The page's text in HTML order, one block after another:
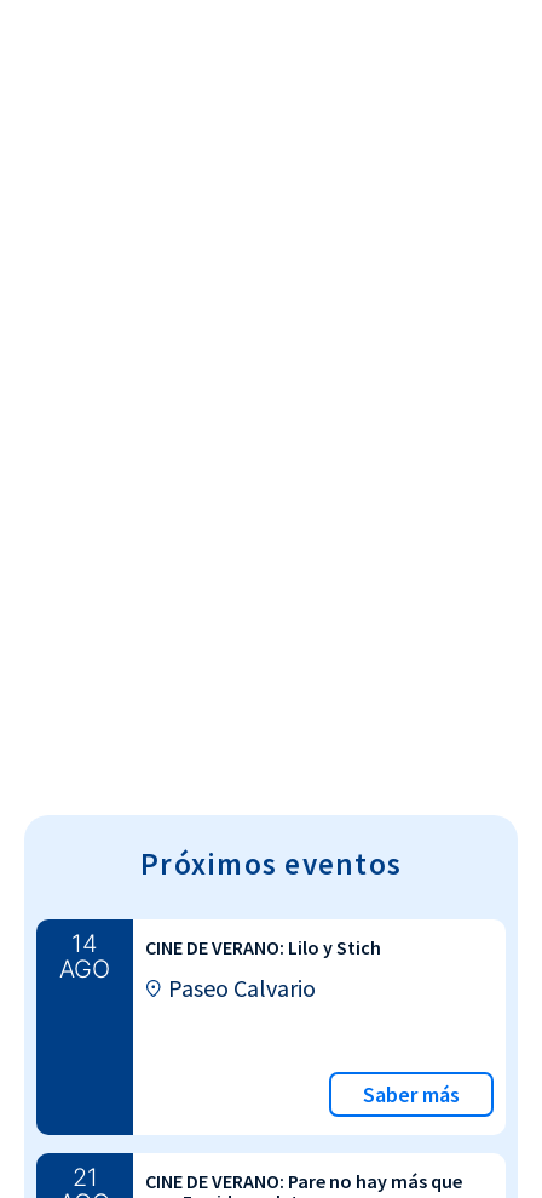
Próximos eventos
14
AGO
CINE DE VERANO: Lilo y Stich
Paseo Calvario
Saber más
21
CINE DE VERANO: Pare no hay más que